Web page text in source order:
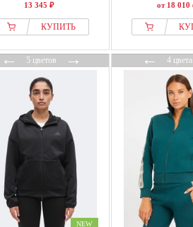
13 345 ₽
КУПИТЬ
от 18 010
←5 цветов→
NEW
←4 цвета